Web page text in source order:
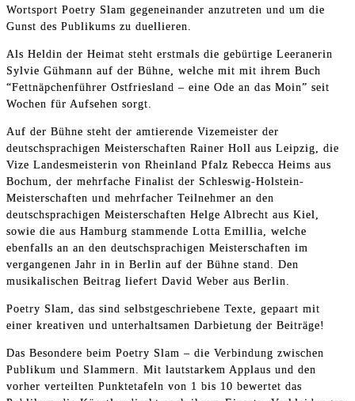
Wortsport Poetry Slam gegeneinander anzutreten und um die
Gunst des Publikums zu duellieren.
Als Heldin der Heimat steht erstmals die gebürtige Leeranerin
Sylvie Gühmann auf der Bühne, welche mit mit ihrem Buch
“Fettnäpchenführer Ostfriesland – eine Ode an das Moin” seit
Wochen für Aufsehen sorgt.
Auf der Bühne steht der amtierende Vizemeister der
deutschsprachigen Meisterschaften Rainer Holl aus Leipzig, die
Vize Landesmeisterin von Rheinland Pfalz Rebecca Heims aus
Bochum, der mehrfache Finalist der Schleswig-Holstein-
Meisterschaften und mehrfacher Teilnehmer an den
deutschsprachigen Meisterschaften Helge Albrecht aus Kiel,
sowie die aus Hamburg stammende Lotta Emillia, welche
ebenfalls an an den deutschsprachigen Meisterschaften im
vergangenen Jahr in in Berlin auf der Bühne stand. Den
musikalischen Beitrag liefert David Weber aus Berlin.
Poetry Slam, das sind selbstgeschriebene Texte, gepaart mit
einer kreativen und unterhaltsamen Darbietung der Beiträge!
Das Besondere beim Poetry Slam – die Verbindung zwischen
Publikum und Slammern. Mit lautstarkem Applaus und den
vorher verteilten Punktetafeln von 1 bis 10 bewertet das